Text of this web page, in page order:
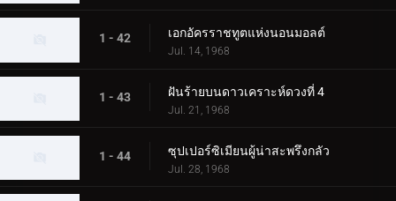
1 - 42 เอกอัครราชทูตแห่งนอนมอลต์
Jul. 14, 1968
1 - 43 ฝันร้ายบนดาวเคราะห์ดวงที่ 4
Jul. 21, 1968
1 - 44 ซุปเปอร์ซิเมียนผู้น่าสะพรึงกลัว
Jul. 28, 1968